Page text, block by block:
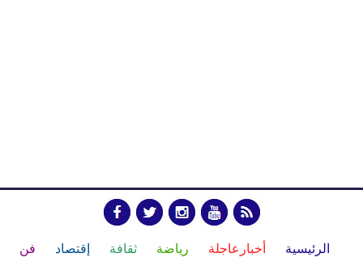
الرئيسية أخبارعاجلة رياضة ثقافة إقتصاد فن